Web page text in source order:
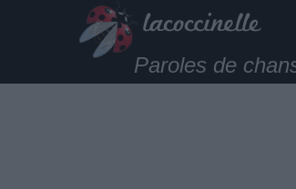
Paroles de